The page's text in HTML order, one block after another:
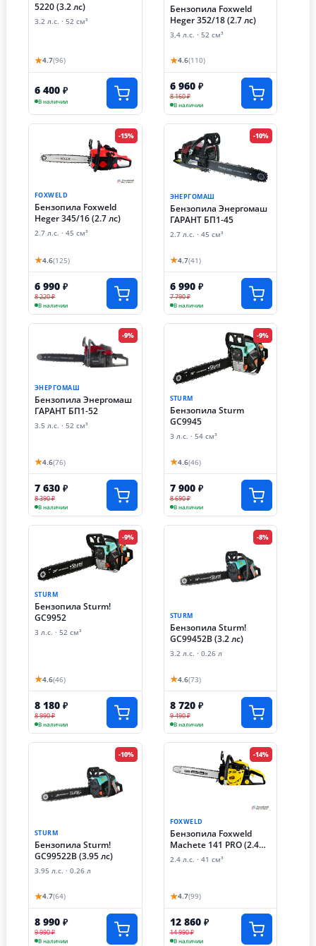
5220 (3.2 лс)
3.2 л.с. · 52 см³
★4.7(96)
6 400 ₽
В наличии
Бензопила Foxweld
Heger 352/18 (2.7 лс)
3,4 л.с. · 52 см³
★4.6(110)
6 960 ₽
8 160 ₽
В наличии
-15%
FOXWELD
Бензопила Foxweld
Heger 345/16 (2.7 лс)
2.7 л.с. · 45 см³
★4.6(125)
6 990 ₽
8 220 ₽
В наличии
-10%
ЭНЕРГОМАШ
Бензопила Энергомаш
ГАРАНТ БП1-45
2.7 л.с. · 45 см³
★4.7(41)
6 990 ₽
7 790 ₽
В наличии
-9%
ЭНЕРГОМАШ
Бензопила Энергомаш
ГАРАНТ БП1-52
3.5 л.с. · 52 см³
★4.6(76)
7 630 ₽
8 390 ₽
В наличии
-9%
STURM
Бензопила Sturm
GC9945
3 л.с. · 54 см³
★4.6(46)
7 900 ₽
8 690 ₽
В наличии
-9%
STURM
Бензопила Sturm!
GC9952
3 л.с. · 52 см³
★4.6(46)
8 180 ₽
8 990 ₽
В наличии
-8%
STURM
Бензопила Sturm!
GC99452B (3.2 лс)
3.2 л.с. · 0.26 л
★4.6(73)
8 720 ₽
9 490 ₽
В наличии
-10%
STURM
Бензопила Sturm!
GC99522B (3.95 лс)
3.95 л.с. · 0.26 л
★4.7(64)
8 990 ₽
9 990 ₽
В наличии
-14%
FOXWELD
Бензопила Foxweld
Machete 141 PRO (2.4
лс)
2.4 л.с. · 41 см³
★4.7(99)
12 860 ₽
14 990 ₽
В наличии